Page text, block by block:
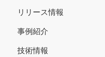
リリース情報
事例紹介
技術情報